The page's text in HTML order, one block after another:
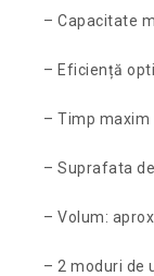
– Capacitate
– Eficiență
– Timp maxim
– Suprafata
– Volum:
– 2 moduri de